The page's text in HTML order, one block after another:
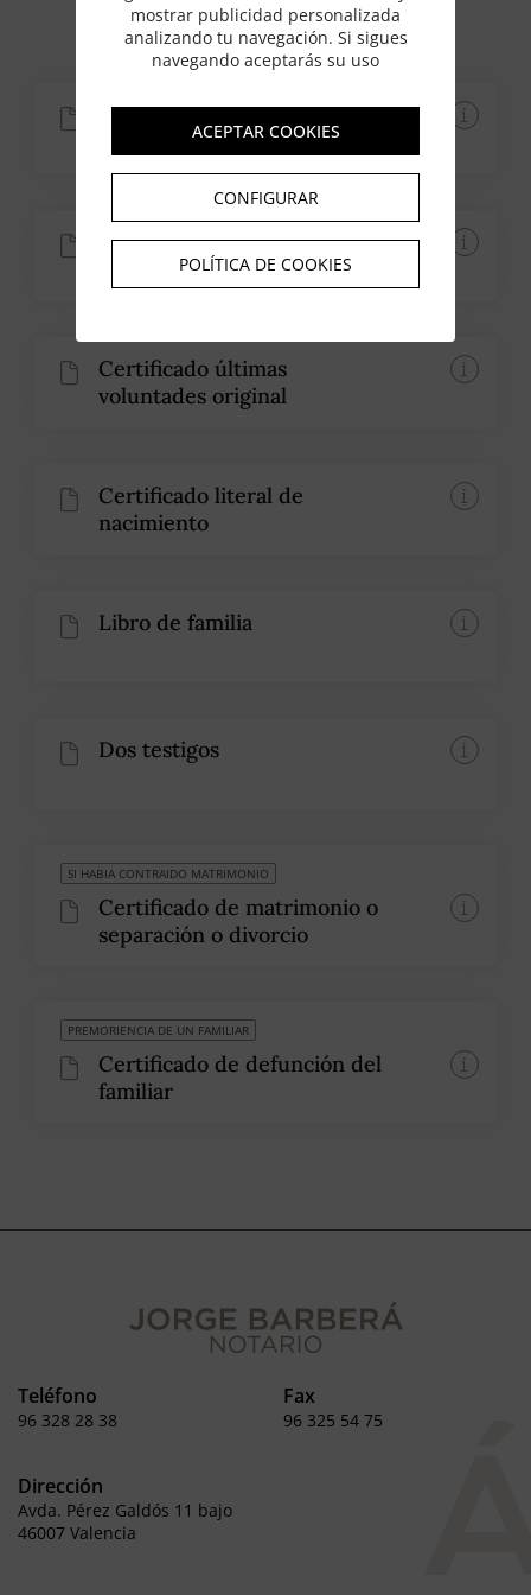
Documento personal de
identificación del requirente
Certificado defunción
Certificado últimas
voluntades original
Certificado literal de
nacimiento
Libro de familia
Dos testigos
SI HABIA CONTRAIDO MATRIMONIO
Certificado de matrimonio o
separación o divorcio
PREMORIENCIA DE UN FAMILIAR
Certificado de defunción del
familiar
Teléfono
96 328 28 38
Fax
96 325 54 75
Dirección
Avda. Pérez Galdós 11 bajo
46007 Valencia
mostrar publicidad personalizada
analizando tu navegación. Si sigues
navegando aceptarás su uso
ACEPTAR COOKIES
CONFIGURAR
POLÍTICA DE COOKIES